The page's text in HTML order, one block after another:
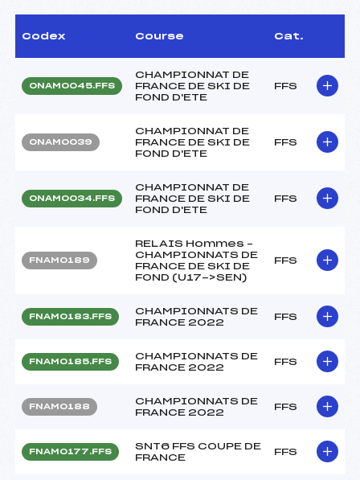
Codex Course Cat.
ONAM0045.FFS
CHAMPIONNAT DE
FRANCE DE SKI DE
FOND D'ETE
FFS
ONAM0039
CHAMPIONNAT DE
FRANCE DE SKI DE
FOND D'ETE
FFS
ONAM0034.FFS
CHAMPIONNAT DE
FRANCE DE SKI DE
FOND D'ETE
FFS
FNAM0189
RELAIS Hommes –
CHAMPIONNATS DE
FRANCE DE SKI DE
FOND (U17->SEN)
FFS
FNAM0183.FFS
CHAMPIONNATS DE
FRANCE 2022
FFS
FNAM0185.FFS
CHAMPIONNATS DE
FRANCE 2022
FFS
FNAM0188
CHAMPIONNATS DE
FRANCE 2022
FFS
FNAM0177.FFS
SNT6 FFS COUPE DE
FRANCE
FFS